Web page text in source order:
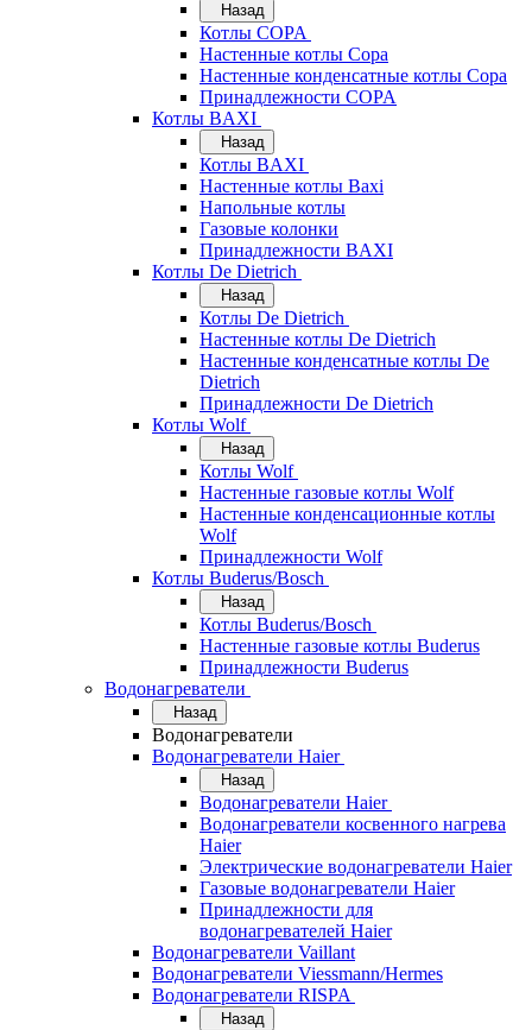
Назад
Котлы COPA
Настенные котлы Copa
Настенные конденсатные котлы Copa
Принадлежности COPA
Котлы BAXI
Назад
Котлы BAXI
Настенные котлы Baxi
Напольные котлы
Газовые колонки
Принадлежности BAXI
Котлы De Dietrich
Назад
Котлы De Dietrich
Настенные котлы De Dietrich
Настенные конденсатные котлы De
Dietrich
Принадлежности De Dietrich
Котлы Wolf
Назад
Котлы Wolf
Настенные газовые котлы Wolf
Настенные конденсационные котлы
Wolf
Принадлежности Wolf
Котлы Buderus/Bosch
Назад
Котлы Buderus/Bosch
Настенные газовые котлы Buderus
Принадлежности Buderus
Водонагреватели
Назад
Водонагреватели
Водонагреватели Haier
Назад
Водонагреватели Haier
Водонагреватели косвенного нагрева
Haier
Электрические водонагреватели Haier
Газовые водонагреватели Haier
Принадлежности для
водонагревателей Haier
Водонагреватели Vaillant
Водонагреватели Viessmann/Hermes
Водонагреватели RISPA
Назад